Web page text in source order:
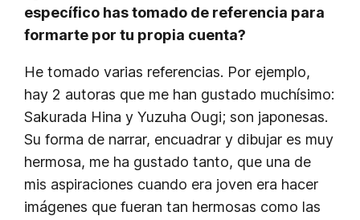
específico has tomado de referencia para
formarte por tu propia cuenta?
He tomado varias referencias. Por ejemplo,
hay 2 autoras que me han gustado muchísimo:
Sakurada Hina y Yuzuha Ougi; son japonesas.
Su forma de narrar, encuadrar y dibujar es muy
hermosa, me ha gustado tanto, que una de
mis aspiraciones cuando era joven era hacer
imágenes que fueran tan hermosas como las